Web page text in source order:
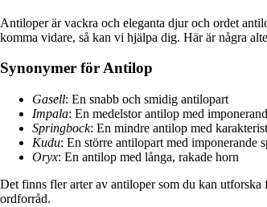
Antiloper är vackra och eleganta djur och ordet
komma vidare, så kan vi hjälpa dig. Här är några
Synonymer för Antilop
Gasell: En snabb och smidig antilopart
Impala: En medelstor antilop med
Springbock: En mindre antilop med
Kudu: En större antilopart med imponerande
Oryx: En antilop med långa, rakade horn
Det finns fler arter av antiloper som du kan
ordforråd.